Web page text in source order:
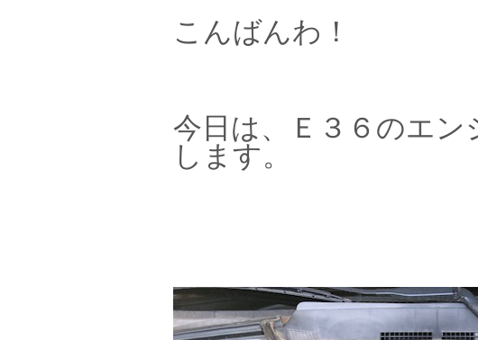
こんばんわ！
今日は、Ｅ３６のエ
します。